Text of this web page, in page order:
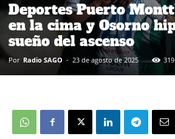
Deportes Puerto
en la cima y Osorno
sueño del ascenso
Por Radio SAGO - 23 de agosto de 2025